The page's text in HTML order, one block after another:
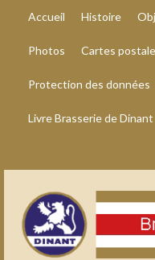
Accueil Histoire
Photos Cartes
Protection des données
Livre Brasserie de Dinant